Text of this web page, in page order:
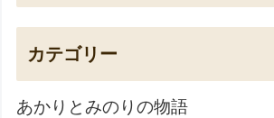
カテゴリー
あかりとみのりの物語